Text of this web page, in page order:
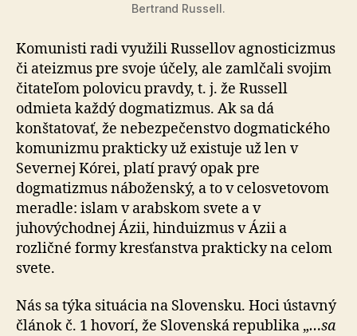
Bertrand Russell.
Komunisti radi využili Russellov agnosticizmus
či ateizmus pre svoje účely, ale zamlčali svojim
čitateľom polovicu pravdy, t. j. že Russell
odmieta každý dogmatizmus. Ak sa dá
konštatovať, že nebezpečenstvo dogmatického
komunizmu prakticky už existuje už len v
Severnej Kórei, platí pravý opak pre
dogmatizmus náboženský, a to v celosvetovom
meradle: islam v arabskom svete a v
juhovýchodnej Ázii, hinduizmus v Ázii a
rozličné formy kresťanstva prakticky na celom
svete.
Nás sa týka situácia na Slovensku. Hoci ústavný
článok č. 1 hovorí, že Slovenská republika „…sa